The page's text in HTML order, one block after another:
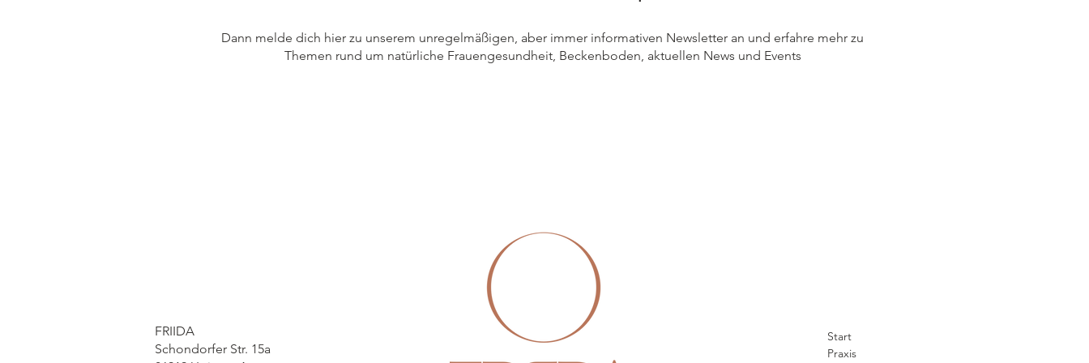
Dann melde dich hier zu unserem unregelmäßigen, aber immer informativen Newsletter an und erfahre mehr zu
Themen rund um natürliche Frauengesundheit, Beckenboden, aktuellen News und Events
FRIIDA
Schondorfer Str. 15a
Start
Praxis